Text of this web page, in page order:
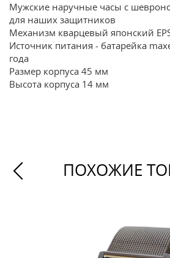
Мужские наручные часы с
для наших защитников
Механизм кварцевый японский
Источник питания - батарейка
года
Размер корпуса 45 мм
Высота корпуса 14 мм
ПОХОЖИЕ